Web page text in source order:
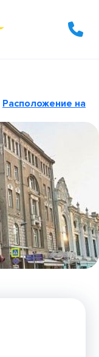
Расположение на